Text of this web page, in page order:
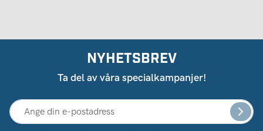
NYHETSBREV
Ta del av våra specialkampanjer!